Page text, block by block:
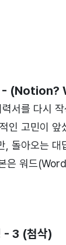
-
서를 다시
인 고민이
, 돌아오는
은 워드
더 크다" 등등
- 3 (첨삭)